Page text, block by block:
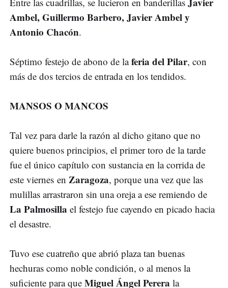
Ambel, Guillermo Barbero, Javier Ambel y
Antonio Chacón.
Séptimo festejo de abono de laferia del Pilar, con
más de dos tercios de entrada en los tendidos.
MANSOS O MANCOS
Tal vez para darle la razón al dicho gitano que no
quiere buenos principios, el primer toro de la tarde
fue el único capítulo con sustancia en la corrida de
este viernes en Zaragoza, porque una vez que las
mulillas arrastraron sin una oreja a ese remiendo de
La Palmosilla el festejo fue cayendo en picado hacia
el desastre.
Tuvo ese cuatreño que abrió plaza tan buenas
hechuras como noble condición, o al menos la
suficiente para que Miguel Ángel Perera la